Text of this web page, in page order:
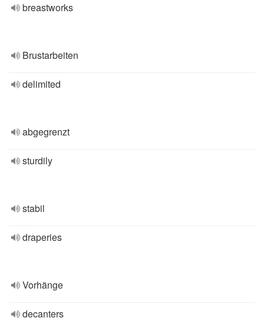
breastworks
Brustarbeiten
delimited
abgegrenzt
sturdily
stabil
draperies
Vorhänge
decanters